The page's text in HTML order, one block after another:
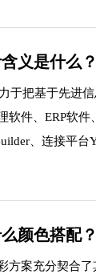
义是什么？
于把基于先进
软件、ERP软
、连接平
颜色搭配？
方案充分契合